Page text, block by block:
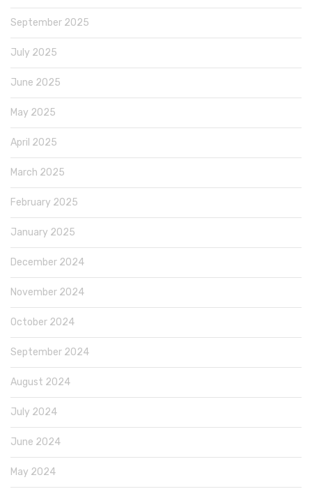
September 2025
July 2025
June 2025
May 2025
April 2025
March 2025
February 2025
January 2025
December 2024
November 2024
October 2024
September 2024
August 2024
July 2024
June 2024
May 2024